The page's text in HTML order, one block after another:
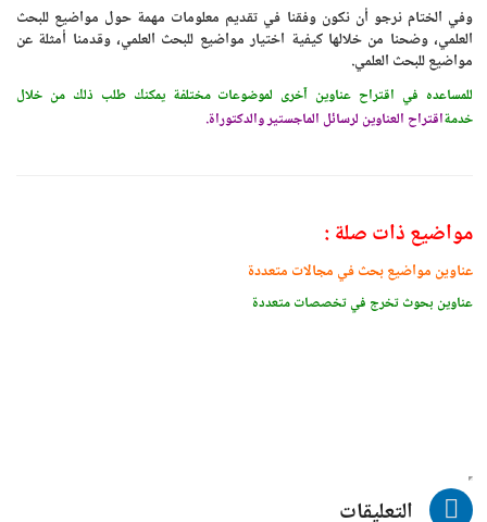
وفي الختام نرجو أن نكون وفقنا في تقديم معلومات مهمة حول مواضيع للبحث
العلمي، وضحنا من خلالها كيفية اختيار مواضيع للبحث العلمي، وقدمنا أمثلة عن
مواضيع للبحث العلمي.
للمساعده في اقتراح عناوين آخرى لموضوعات مختلفة يمكنك طلب ذلك من خلال
خدمةاقتراح العناوين لرسائل الماجستير والدكتوراة.
مواضيع ذات صلة :
عناوين مواضيع بحث في مجالات متعددة
عناوين بحوث تخرج في تخصصات متعددة
التعليقات